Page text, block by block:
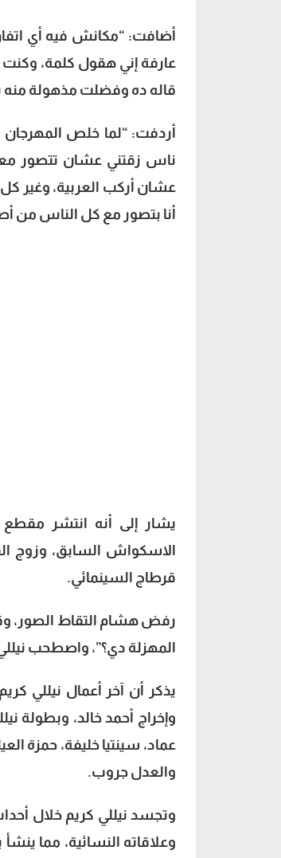
أضافت: “مكانش فيه أي
عارفة إني هقول كلمة،
قاله ده وفضلت مذهولة منه
أردفت: “لما خلص
ناس زقتني عشان تتصور
عشان أركب العربية، وغير
أنا بتصور مع كل الناس من
يشار إلى أنه انتشر
الاسكواش السابق، وزوج
قرطاج السينمائي.
رفض هشام التقاط الصور،
المهزلة دي؟”، واصطحب
يذكر أن آخر أعمال نيللي
وإخراج أحمد خالد، وبطولة
عماد، سينتيا خليفة، حمزة
والعدل جروب.
وتجسد نيللي كريم خلال
وعلاقاته النسائية، مما